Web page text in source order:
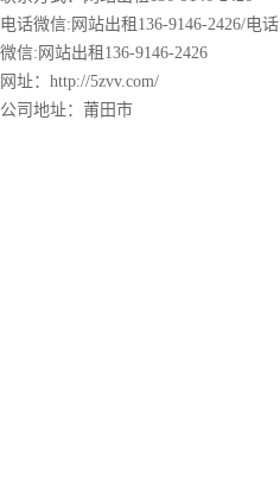
电话微信:网站出租136-9146-2426/电话
微信:网站出租136-9146-2426
网址：http://5zvv.com/
公司地址：莆田市